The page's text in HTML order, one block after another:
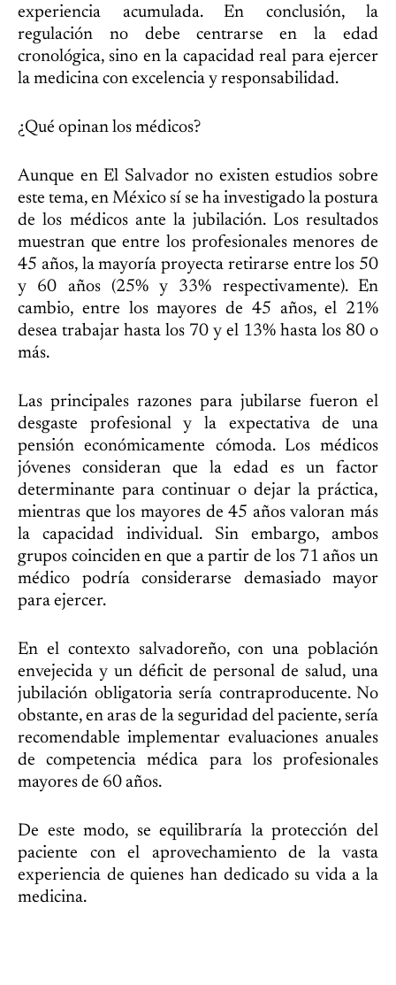
experiencia acumulada. En conclusión, la
regulación no debe centrarse en la edad
cronológica, sino en la capacidad real para ejercer
la medicina con excelencia y responsabilidad.
¿Qué opinan los médicos?
Aunque en El Salvador no existen estudios sobre
este tema, en México sí se ha investigado la postura
de los médicos ante la jubilación. Los resultados
muestran que entre los profesionales menores de
45 años, la mayoría proyecta retirarse entre los 50
y 60 años (25% y 33% respectivamente). En
cambio, entre los mayores de 45 años, el 21%
desea trabajar hasta los 70 y el 13% hasta los 80 o
más.
Las principales razones para jubilarse fueron el
desgaste profesional y la expectativa de una
pensión económicamente cómoda. Los médicos
jóvenes consideran que la edad es un factor
determinante para continuar o dejar la práctica,
mientras que los mayores de 45 años valoran más
la capacidad individual. Sin embargo, ambos
grupos coinciden en que a partir de los 71 años un
médico podría considerarse demasiado mayor
para ejercer.
En el contexto salvadoreño, con una población
envejecida y un déficit de personal de salud, una
jubilación obligatoria sería contraproducente. No
obstante, en aras de la seguridad del paciente, sería
recomendable implementar evaluaciones anuales
de competencia médica para los profesionales
mayores de 60 años.
De este modo, se equilibraría la protección del
paciente con el aprovechamiento de la vasta
experiencia de quienes han dedicado su vida a la
medicina.